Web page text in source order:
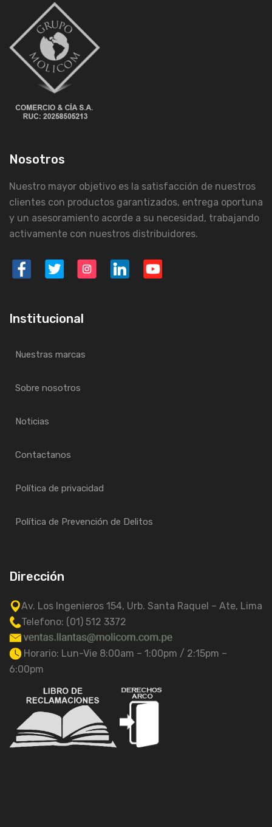
Nosotros
Nuestro mayor objetivo es la satisfacción de nuestros
clientes con productos garantizados, entrega oportuna
y un asesoramiento acorde a su necesidad, trabajando
activamente con nuestros distribuidores.
Institucional
Nuestras marcas
Sobre nosotros
Noticias
Contactanos
Política de privacidad
Política de Prevención de Delitos
Dirección
Av. Los Ingenieros 154, Urb. Santa Raquel – Ate, Lima
Telefono: (01) 512 3372
Horario: Lun-Vie 8:00am – 1:00pm / 2:15pm –
6:00pm